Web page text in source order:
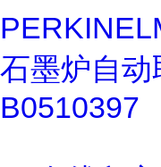
石墨炉自动
B0510397